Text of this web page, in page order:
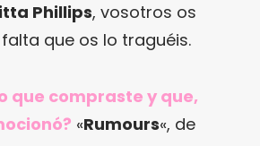
Phillips, vosotros os
que os lo traguéis.
que compraste y que,
«Rumours«, de